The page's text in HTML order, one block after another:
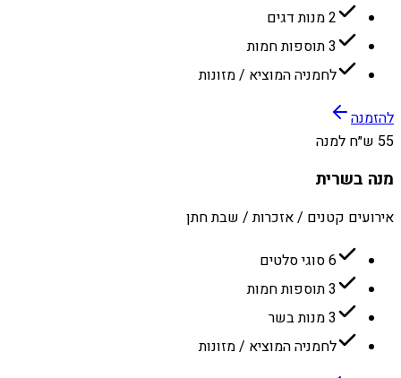
2 מנות דגים
3 תוספות חמות
לחמניה המוציא / מזונות
להזמנה
55 ש״ח למנה
מנה בשרית
אירועים קטנים / אזכרות / שבת חתן
6 סוגי סלטים
3 תוספות חמות
3 מנות בשר
לחמניה המוציא / מזונות